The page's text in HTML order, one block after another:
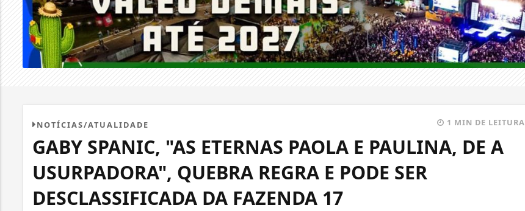
NOTÍCIAS/ATUALIDADE 1 MIN DE LEITURA
GABY SPANIC, "AS ETERNAS PAOLA E PAULINA, DE A
USURPADORA", QUEBRA REGRA E PODE SER
DESCLASSIFICADA DA FAZENDA 17